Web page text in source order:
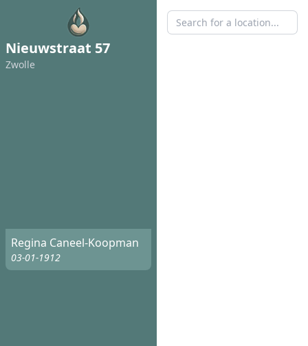
Nieuwstraat 57
Zwolle
Regina Caneel-Koopman
03-01-1912